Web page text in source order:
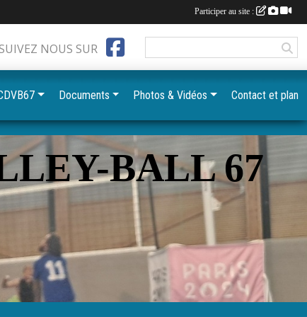
BALL 67
SUIVEZ NOUS SUR
Documents Photos & Vidéos Contact et plan
Participer au site :